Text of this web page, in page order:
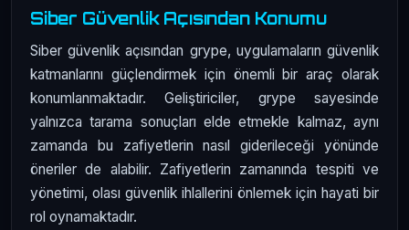
Siber Güvenlik Açısından Konumu
Siber güvenlik açısından grype, uygulamaların güvenlik
katmanlarını güçlendirmek için önemli bir araç olarak
konumlanmaktadır. Geliştiriciler, grype sayesinde
yalnızca tarama sonuçları elde etmekle kalmaz, aynı
zamanda bu zafiyetlerin nasıl giderileceği yönünde
öneriler de alabilir. Zafiyetlerin zamanında tespiti ve
yönetimi, olası güvenlik ihlallerini önlemek için hayati bir
rol oynamaktadır.